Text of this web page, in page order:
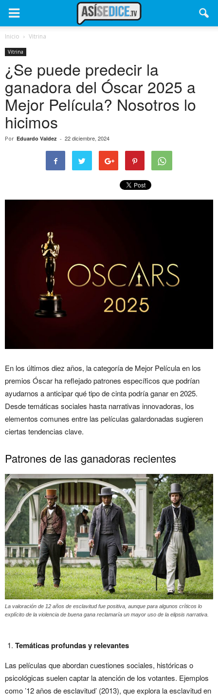
Inicio Vitrina
Vitrina
¿Se puede predecir la
ganadora del Óscar 2025 a
Mejor Película? Nosotros lo
hicimos
Por Eduardo Valdez - 22 diciembre, 2024
En los últimos diez años, la categoría de Mejor Película en los
premios Óscar ha reflejado patrones específicos que podrían
ayudarnos a anticipar qué tipo de cinta podría ganar en 2025.
Desde temáticas sociales hasta narrativas innovadoras, los
elementos comunes entre las películas galardonadas sugieren
ciertas tendencias clave.
Patrones de las ganadoras recientes
La valoración de 12 años de esclavitud fue positiva, aunque para algunos críticos lo
explícito de la violencia de buena gana reclamaría un mayor uso de la elipsis narrativa.
Temáticas profundas y relevantes
Las películas que abordan cuestiones sociales, históricas o
psicológicas suelen captar la atención de los votantes. Ejemplos
como ’12 años de esclavitud’ (2013), que explora la esclavitud en